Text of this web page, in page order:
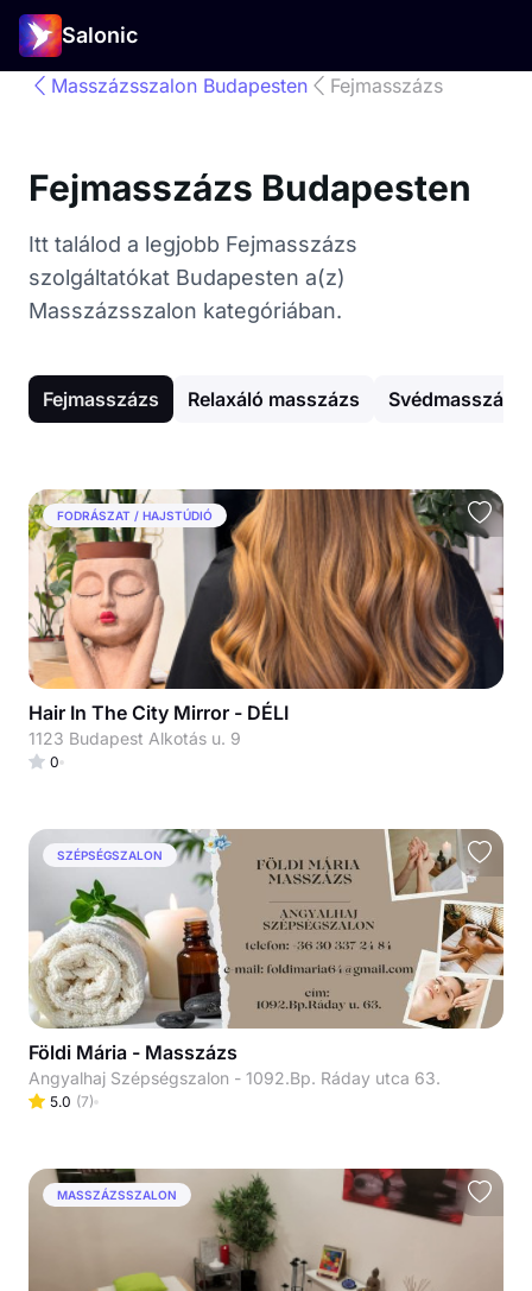
Salonic
Masszázsszalon Budapesten Fejmasszázs
Fejmasszázs Budapesten
Itt találod a legjobb Fejmasszázs
szolgáltatókat Budapesten a(z)
Masszázsszalon kategóriában.
Fejmasszázs Relaxáló masszázs Svédmasszázs
FODRÁSZAT / HAJSTÚDIÓ
Hair In The City Mirror - DÉLI
1123 Budapest Alkotás u. 9
0
SZÉPSÉGSZALON
Földi Mária - Masszázs
Angyalhaj Szépségszalon - 1092.Bp. Ráday utca 63.
5.0 (7)
MASSZÁZSSZALON